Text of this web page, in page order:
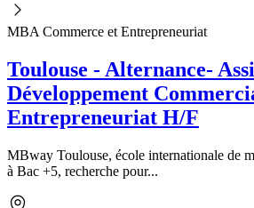
MBA Commerce et Entrepreneuriat
Toulouse - Alternance-
Développement
Entrepreneuriat H/F
MBway Toulouse, école internationale de
à Bac +5, recherche pour...